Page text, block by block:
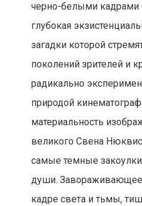
черно-белыми кадрами
глубокая
загадки которой
поколений зрителей и
радикально
природой
материальность
великого Свена
самые темные
души. Завораживающее
кадре света и тьмы,